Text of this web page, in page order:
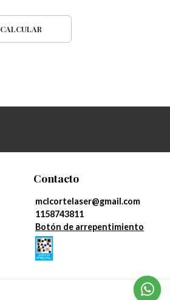
CALCULAR
Contacto
mclcortelaser@gmail.com
1158743811
Botón de arrepentimiento